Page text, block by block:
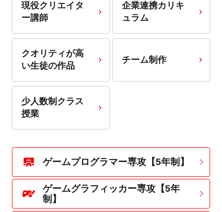
現役クリエイタ
ー講師
企業連携カリキ
ュラム
クオリティが高
い生徒の作品
チーム制作
少人数制クラス
授業
ゲームプログラマー専攻【5年制】
ゲームグラフィッカー専攻【5年
制】